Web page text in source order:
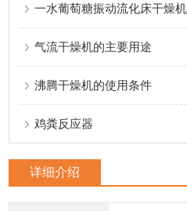
一水葡萄糖振动流化床干燥机
气流干燥机的主要用途
沸腾干燥机的使用条件
鸡粪反应器
详细介绍